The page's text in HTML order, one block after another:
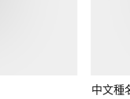
中文種